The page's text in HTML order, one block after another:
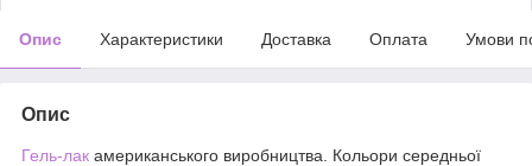
Опис Характеристики Доставка Оплата Умови
Опис
Гель-лак американського виробництва. Кольори середньої